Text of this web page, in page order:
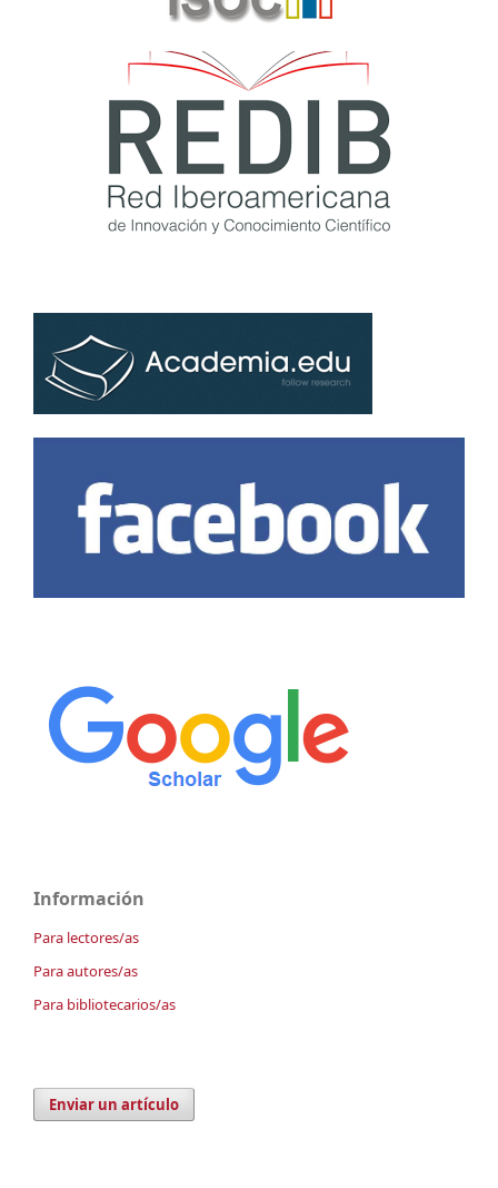
Información
Para lectores/as
Para autores/as
Para bibliotecarios/as
Enviar un artículo